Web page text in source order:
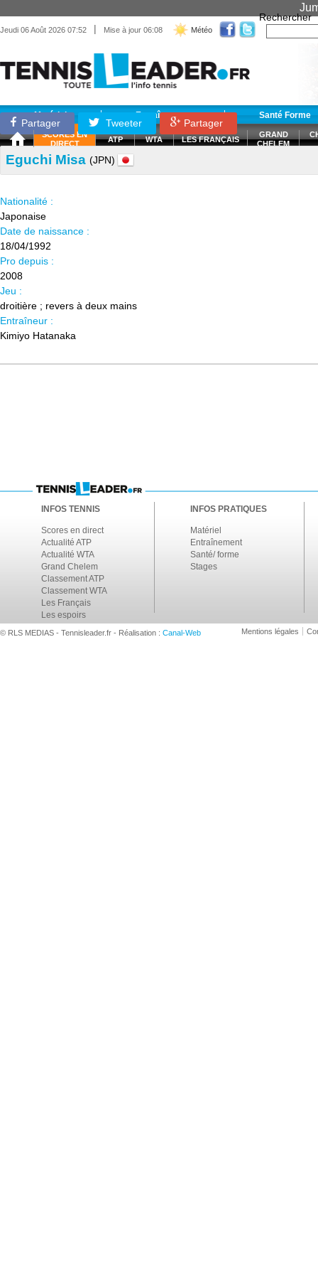
Jeudi 06 Août 2026 07:52 | Mise à jour 06:08 Météo
Rechercher
Matériel Entraînement Santé Forme
SCORES EN
DIRECT
ATP WTA LES FRANÇAIS
GRAND
CHELEM
Partager Tweeter Partager
Eguchi Misa (JPN)
Nationalité :
Japonaise
Date de naissance :
18/04/1992
Pro depuis :
2008
Jeu :
droitière ; revers à deux mains
Entraîneur :
Kimiyo Hatanaka
INFOS TENNIS
Scores en direct
Actualité ATP
Actualité WTA
Grand Chelem
Classement ATP
Classement WTA
Les Français
Les espoirs
INFOS PRATIQUES
Matériel
Entraînement
Santé/ forme
Stages
© RLS MEDIAS - Tennisleader.fr - Réalisation : Canal-Web Mentions légales